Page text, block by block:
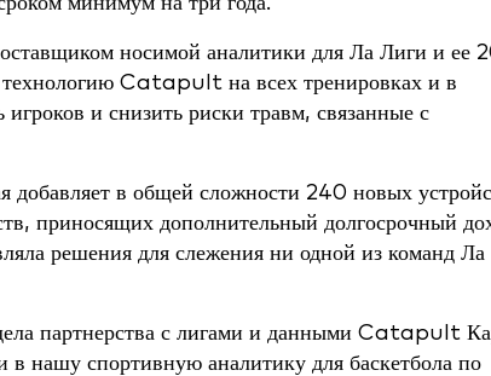
носимой аналитики для Ла Лиги и ее
технологию Catapult на всех тренировках и в
игроков и снизить риски травм, связанные с
в общей сложности 240 новых
приносящих дополнительный долгосрочный
решения для слежения ни одной из команд Ла
партнерства с лигами и данными Catapult
нашу спортивную аналитику для баскетбола по